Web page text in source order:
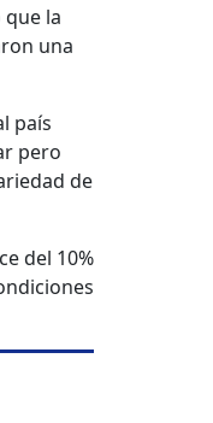
la
una
país
pero
de
del 10%